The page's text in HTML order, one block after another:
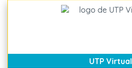
UTP Virtual